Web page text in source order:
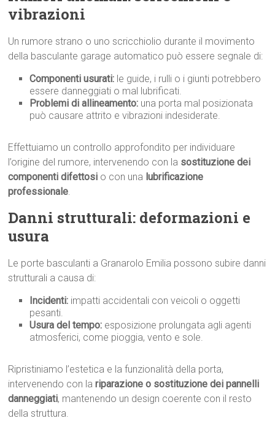
vibrazioni
Un rumore strano o uno scricchiolio durante il movimento
della basculante garage automatico può essere segnale di:
Componenti usurati: le guide, i rulli o i giunti potrebbero
essere danneggiati o mal lubrificati.
Problemi di allineamento: una porta mal posizionata
può causare attrito e vibrazioni indesiderate.
Effettuiamo un controllo approfondito per individuare
l’origine del rumore, intervenendo con la sostituzione dei
componenti difettosi o con una lubrificazione
professionale.
Danni strutturali: deformazioni e
usura
Le porte basculanti a Granarolo Emilia possono subire danni
strutturali a causa di:
Incidenti: impatti accidentali con veicoli o oggetti
pesanti.
Usura del tempo: esposizione prolungata agli agenti
atmosferici, come pioggia, vento e sole.
Ripristiniamo l’estetica e la funzionalità della porta,
intervenendo con lariparazione o sostituzione dei pannelli
danneggiati, mantenendo un design coerente con il resto
della struttura.